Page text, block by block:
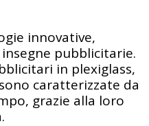
innovative,
pubblicitarie.
in plexiglass,
caratterizzate da
grazie alla loro